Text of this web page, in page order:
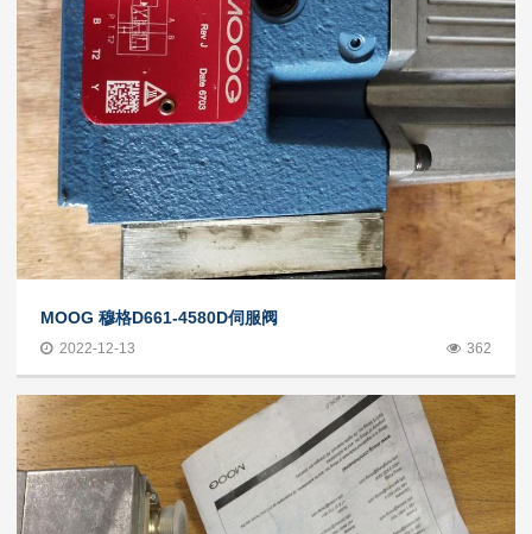
MOOG 穆格D661-4580D伺服阀
2022-12-13 362